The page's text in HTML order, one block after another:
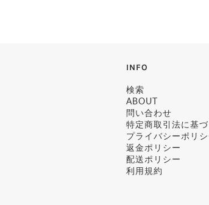
INFO
検索
ABOUT
問い合わせ
特定商取引法に基
プライバシーポリ
返金ポリシー
配送ポリシー
利用規約